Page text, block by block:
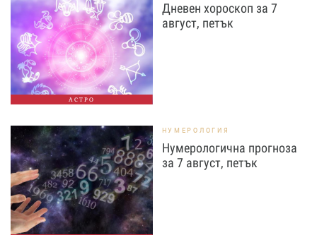
АСТРО
Дневен хороскоп за 7
август, петък
НУМЕРОЛОГИЯ
Нумерологична прогноза
за 7 август, петък